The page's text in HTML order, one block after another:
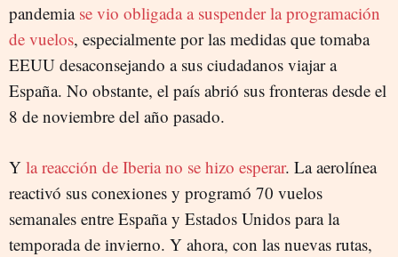
pandemia se vio obligada a suspender la programación
de vuelos, especialmente por las medidas que tomaba
EEUU desaconsejando a sus ciudadanos viajar a
España. No obstante, el país abrió sus fronteras desde el
8 de noviembre del año pasado.
Y la reacción de Iberia no se hizo esperar. La aerolínea
reactivó sus conexiones y programó 70 vuelos
semanales entre España y Estados Unidos para la
temporada de invierno. Y ahora, con las nuevas rutas,